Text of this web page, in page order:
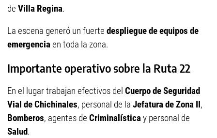
de Villa Regina.
La escena generó un fuerte despliegue de equipos de
emergenciaen toda la zona.
Importante operativo sobre la Ruta 22
En el lugar trabajan efectivos del Cuerpo de Seguridad
Vial de Chichinales, personal de la Jefatura de Zona II,
Bomberos, agentes de Criminalísticay personal de
Salud.